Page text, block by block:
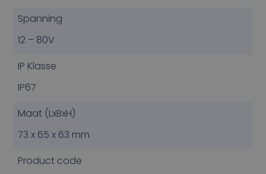
Spanning
12 – 80V
IP Klasse
IP67
Maat (LxBxH)
73 x 65 x 63 mm
Product code